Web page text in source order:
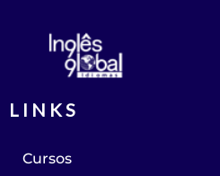
LINKS
Cursos